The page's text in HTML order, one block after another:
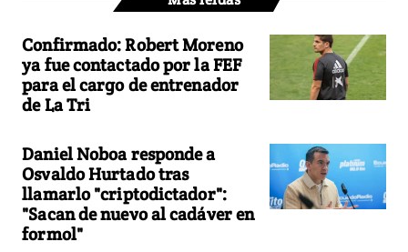
Confirmado: Robert Moreno
ya fue contactado por la FEF
para el cargo de entrenador
de La Tri
Daniel Noboa responde a
Osvaldo Hurtado tras
llamarlo "criptodictador":
"Sacan de nuevo al cadáver en
formol"